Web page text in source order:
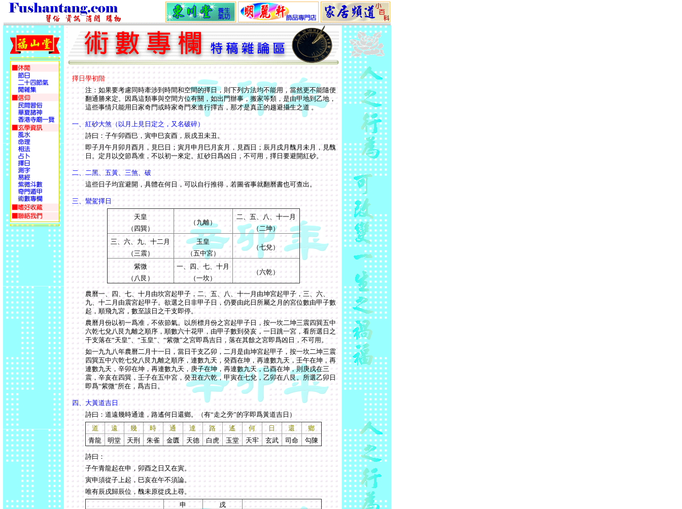
擇日學初階
注：如果要考慮同時牽涉到時間和空間的擇日，則下列方法均不能用，當然更不能隨便
翻通勝來定。因爲這類事與空間方位有關，如出門辦事，搬家等類，是由甲地到乙地，
這些事情只能用日家奇門或時家奇門來進行擇吉，那才是真正的趨避攝生之道 。
一、紅砂大煞（以月上見日定之，又名破碎）
詩曰：子午卯酉巳，寅申巳亥酉，辰戌丑未丑。
即子月午月卯月酉月，見巳日；寅月申月巳月亥月，見酉日；辰月戌月醜月未月，見醜
日。定月以交節爲准，不以初一來定。紅砂日爲凶日，不可用，擇日要避開紅砂。
二、二黑、五黃、三煞、破
這些日子均宜避開，具體在何日，可以自行推得，若圖省事就翻曆書也可查出。
三、鸞駕擇日
天皇
（四巽）
（九離）
二、 五、 八、 十一月
（二坤）
三、 六、 九、十二月
（三震）
玉皇
（五中宮）
（七兌）
紫微
（八艮）
一、 四、 七、十月
（一坎）
（六乾）
農曆一、 四、七、 十月由坎宮起甲子， 二、五、 八、十一月由坤宮起甲子，三、 六、
九、 十二月由震宮起甲子。欲選之日非甲子日，仍要由此日所屬之月的宮位數由甲子數
起，順飛九宮，數至該日之干支即停。
農曆月份以初一爲准，不依節氣。以所標月份之宮起甲子日，按一坎二坤三震四巽五中
六乾七兌八 艮九離之順序，順數六十花甲，由甲子數到癸亥，一日跳一宮，看所選日之
干支落在“天皇”、 “玉皇”、 “紫微”之宮即爲吉日，落在其餘之宮即爲凶日，不可用。
如一九九八年農曆二月十一日，當日干支乙卯，二月是由坤宮起甲子，按一坎二坤三震
四巽五中六乾七兌八艮 九離之順序，連數九天，癸酉在坤，再連數九天，壬午在坤，再
連數九天，辛卯在坤，再連數九天，庚子在坤，再連數九天，己酉在坤，則庚戌在三
震，辛亥在四巽，壬子在五中宮，癸丑在六乾，甲寅在七兌，乙卯在八 艮。所選乙卯日
即爲“紫微”所在，爲吉日。
四、大黃道吉日
詩曰：道遠幾時通達，路遙何日還鄉。（有“走之旁”的字即爲黃道吉日）
道
遠 幾 時 通 達 路 遙 何 日 還
鄉
青龍
明堂 天刑 朱雀 金匱 天德 白虎 玉堂 天牢 玄武 司命 勾陳
詩曰：
子午青龍起在申，卯酉之日又在寅。
寅申須從子上起，巳亥在午不須論。
唯有辰戌歸辰位，醜未原從戌上尋。
申
戌